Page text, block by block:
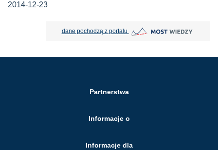
2014-12-23
dane pochodzą z portalu MOST Wiedzy otwiera się w
Partnerstwa
Informacje o
Informacje dla